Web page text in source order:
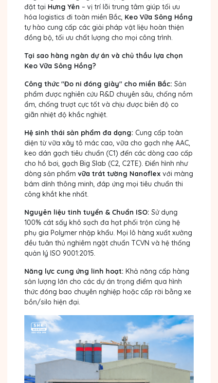
đặt tại Hưng Yên – vị trí lõi trung tâm giúp tối ưu
hóa logistics đi toàn miền Bắc, Keo Vữa Sông Hồng
tự hào cung cấp các giải pháp vật liệu hoàn thiện
đồng bộ, tối ưu chất lượng cho mọi công trình.
Tại sao hàng ngàn dự án và chủ thầu lựa chọn
Keo Vữa Sông Hồng?
Công thức "Đo ni đóng giày" cho miền Bắc: Sản
phẩm được nghiên cứu R&D chuyên sâu, chống nồm
ẩm, chống trượt cực tốt và chịu được biên độ co
giãn nhiệt độ khắc nghiệt.
Hệ sinh thái sản phẩm đa dạng: Cung cấp toàn
diện từ vữa xây tô mác cao, vữa cho gạch nhẹ AAC,
keo dán gạch tiêu chuẩn (C1) đến các dòng cao cấp
cho hồ bơi, gạch Big Slab (C2, C2TE). Điển hình như
dòng sản phẩm vữa trát tường Nanoflex với màng
bám dính thông minh, đáp ứng mọi tiêu chuẩn thi
công khắt khe nhất.
Nguyên liệu tinh tuyển & Chuẩn ISO: Sử dụng
100% cát sấy khô sạch đa hạt phối trộn cùng hệ
phụ gia Polymer nhập khẩu. Mọi lô hàng xuất xưởng
đều tuân thủ nghiêm ngặt chuẩn TCVN và hệ thống
quản lý ISO 9001:2015.
Năng lực cung ứng linh hoạt: Khả năng cấp hàng
sản lượng lớn cho các dự án trọng điểm qua hình
thức đóng bao chuyên nghiệp hoặc cấp rời bằng xe
bồn/silo hiện đại.